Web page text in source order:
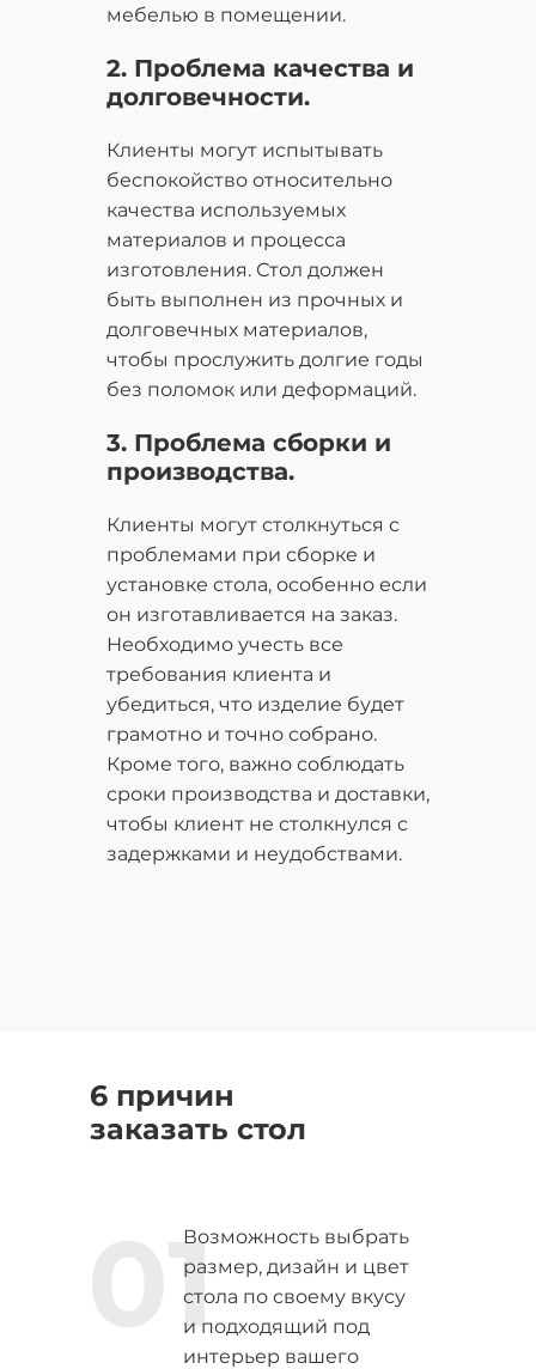
мебелью в помещении.
2. Проблема качества и
долговечности.
Клиенты могут испытывать
беспокойство относительно
качества используемых
материалов и процесса
изготовления. Стол должен
быть выполнен из прочных и
долговечных материалов,
чтобы прослужить долгие годы
без поломок или деформаций.
3. Проблема сборки и
производства.
Клиенты могут столкнуться с
проблемами при сборке и
установке стола, особенно если
он изготавливается на заказ.
Необходимо учесть все
требования клиента и
убедиться, что изделие будет
грамотно и точно собрано.
Кроме того, важно соблюдать
сроки производства и доставки,
чтобы клиент не столкнулся с
задержками и неудобствами.
6 причин
заказать стол
Возможность выбрать
размер, дизайн и цвет
стола по своему вкусу
и подходящий под
интерьер вашего
01